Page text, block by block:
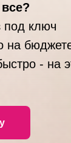
под ключ
на
- на